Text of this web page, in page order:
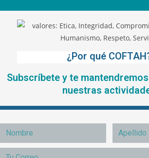
¿Por qué
Subscríbete y te
nuestras